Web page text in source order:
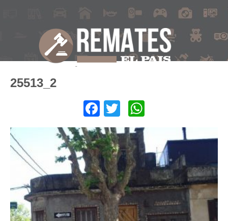
25513_2
Facebook
Twitter